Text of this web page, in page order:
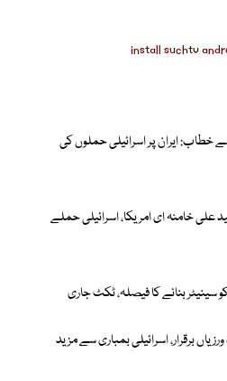
خطاب: ایران پر اسرائیلی حملوں کی
علی خامنہ ای امریکا، اسرائیلی حملے
بنانے کا فیصلہ، ٹکٹ جاری
برقرار، اسرائیلی بمباری سے مزید